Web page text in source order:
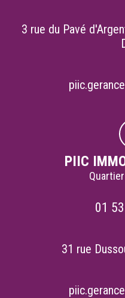
3 rue du Pavé
PIIC
01
31 rue